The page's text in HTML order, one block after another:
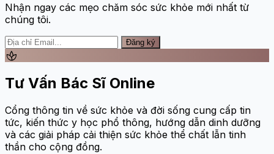
Nhận ngay các mẹo chăm sóc sức khỏe mới nhất từ
chúng tôi.
Đăng ký
spa
Tư Vấn Bác Sĩ Online
Cổng thông tin về sức khỏe và đời sống cung cấp tin
tức, kiến thức y học phổ thông, hướng dẫn dinh dưỡng
và các giải pháp cải thiện sức khỏe thể chất lẫn tinh
thần cho cộng đồng.